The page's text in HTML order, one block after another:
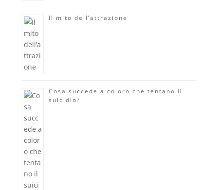
Il mito dell’attrazione
Cosa succede a coloro che tentano il
suicidio?